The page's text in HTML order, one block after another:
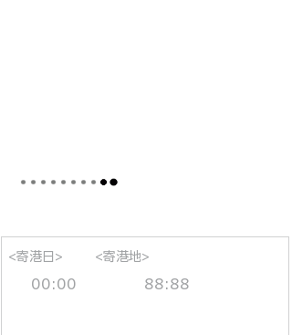
<寄港日>
00:00
<寄港地>
88:88